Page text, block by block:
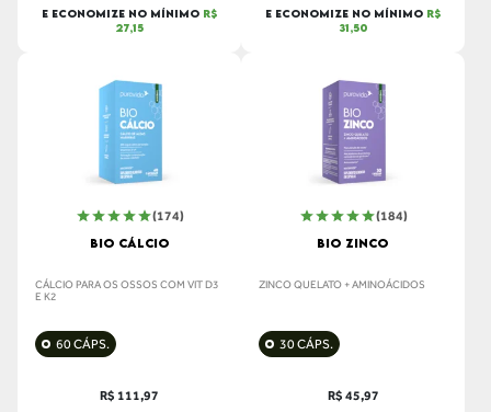
E ECONOMIZE NO MÍNIMO R$
27,15
E ECONOMIZE NO MÍNIMO R$
31,50
(174)
BIO CÁLCIO
CÁLCIO PARA OS OSSOS COM VIT D3
E K2
60 CÁPS.
R$ 111,97
(184)
BIO ZINCO
ZINCO QUELATO + AMINOÁCIDOS
30 CÁPS.
R$ 45,97